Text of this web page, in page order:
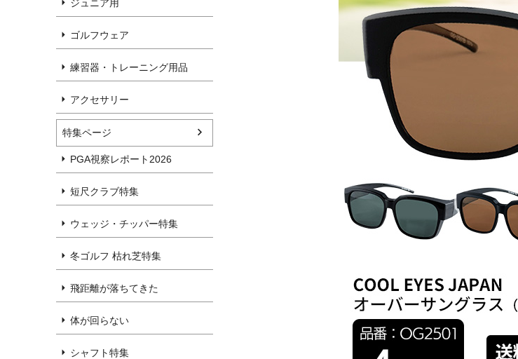
ジュニア用
ゴルフウェア
練習器・トレーニング用品
アクセサリー
特集ページ
PGA視察レポート2026
短尺クラブ特集
ウェッジ・チッパー特集
冬ゴルフ 枯れ芝特集
飛距離が落ちてきた
体が回らない
シャフト特集